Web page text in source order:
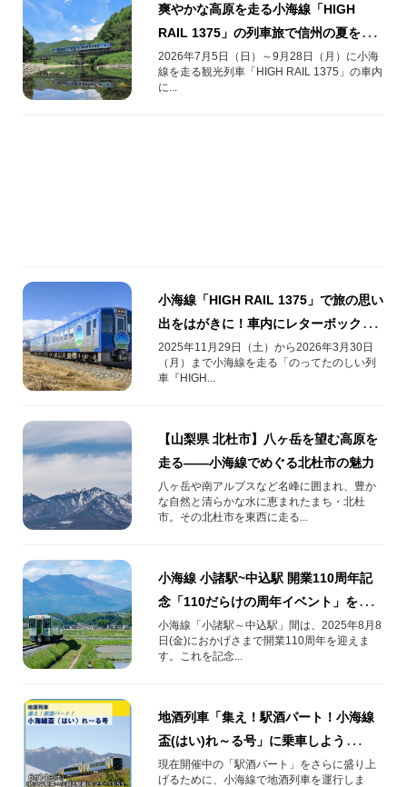
爽やかな高原を走る小海線「HIGH
RAIL 1375」の列車旅で信州の夏を満
喫しよう！
2026年7月5日（日）～9月28日（月）に小海
線を走る観光列車「HIGH RAIL 1375」の車内
に...
小海線「HIGH RAIL 1375」で旅の思い
出をはがきに！車内にレターボックス
を設置しました
2025年11月29日（土）から2026年3月30日
（月）まで小海線を走る「のってたのしい列
車『HIGH...
【山梨県 北杜市】八ヶ岳を望む高原を
走る——小海線でめぐる北杜市の魅力
八ヶ岳や南アルプスなど名峰に囲まれ、豊か
な自然と清らかな水に恵まれたまち・北杜
市。その北杜市を東西に走る...
小海線 小諸駅~中込駅 開業110周年記
念「110だらけの周年イベント」を
2025年8月8日(金)開催！
小海線「小諸駅～中込駅」間は、2025年8月8
日(金)におかげさまで開業110周年を迎えま
す。これを記念...
地酒列車「集え！駅酒パート！小海線
盃(はい)れ～る号」に乗車しよう
♪【JRE MALLチケット】
現在開催中の「駅酒パート」をさらに盛り上
げるために、小海線で地酒列車を運行しま